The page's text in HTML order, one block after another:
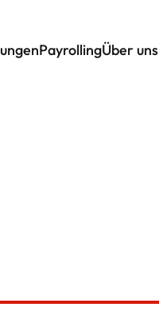
PayrollingÜber uns